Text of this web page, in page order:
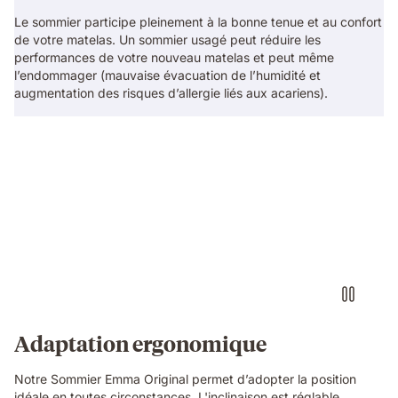
Le sommier participe pleinement à la bonne tenue et au confort
de votre matelas. Un sommier usagé peut réduire les
performances de votre nouveau matelas et peut même
l’endommager (mauvaise évacuation de l’humidité et
augmentation des risques d’allergie liés aux acariens).
Adaptation ergonomique
Notre Sommier Emma Original permet d’adopter la position